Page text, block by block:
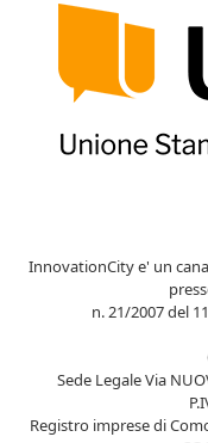
InnovationCity e' un
n. 21/2007 del
Sede Legale Via
Registro imprese di